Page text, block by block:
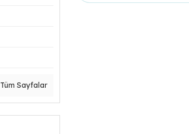
Tüm Sayfalar